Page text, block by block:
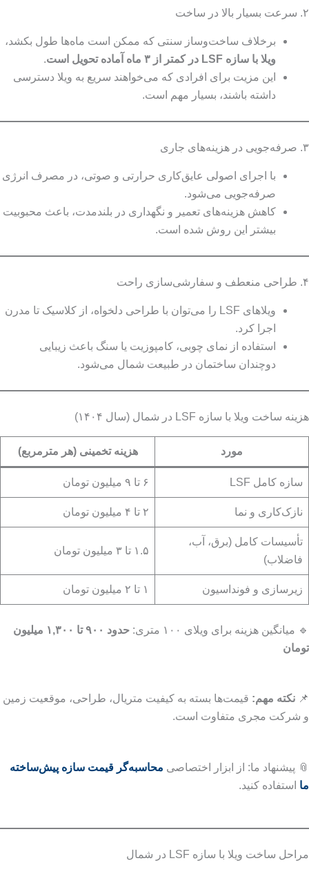
۲. سرعت بسیار بالا در ساخت
برخلاف ساخت‌وساز سنتی که ممکن است ماه‌ها طول بکشد،
ویلا با سازه LSF در کمتر از ۳ ماه آماده تحویل است
.
این مزیت برای افرادی که می‌خواهند سریع به ویلا دسترسی
داشته باشند، بسیار مهم است.
۳. صرفه‌جویی در هزینه‌های جاری
با اجرای اصولی عایق‌کاری حرارتی و صوتی، در مصرف انرژی
صرفه‌جویی می‌شود.
کاهش هزینه‌های تعمیر و نگهداری در بلندمدت، باعث محبوبیت
بیشتر این روش شده است.
۴. طراحی منعطف و سفارشی‌سازی راحت
ویلاهای LSF را می‌توان با طراحی دلخواه، از کلاسیک تا مدرن
اجرا کرد.
استفاده از نمای چوبی، کامپوزیت یا سنگ باعث زیبایی
دوچندان ساختمان در طبیعت شمال می‌شود.
هزینه ساخت ویلا با سازه LSF در شمال (سال ۱۴۰۴)
مورد هزینه تخمینی (هر مترمربع)
سازه کامل LSF ۶ تا ۹ میلیون تومان
نازک‌کاری و نما ۲ تا ۴ میلیون تومان
تأسیسات کامل (برق، آب،
فاضلاب)
۱.۵ تا ۳ میلیون تومان
زیرسازی و فونداسیون ۱ تا ۲ میلیون تومان
🔹 میانگین هزینه برای ویلای ۱۰۰ متری:
حدود ۹۰۰ تا ۱,۳۰۰ میلیون
تومان
📌 نکته مهم: قیمت‌ها بسته به کیفیت متریال، طراحی، موقعیت زمین
و شرکت مجری متفاوت است.
📎 پیشنهاد ما: از ابزار اختصاصی محاسبه‌گر قیمت سازه پیش‌ساخته
ما استفاده کنید.
مراحل ساخت ویلا با سازه LSF در شمال